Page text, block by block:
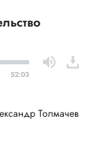
52:03
Толмачев